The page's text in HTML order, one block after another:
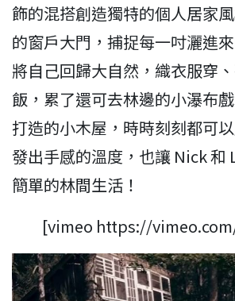
飾的混搭創造獨特的個人居家
的窗戶大門，捕捉每一吋灑進
將自己回歸大自然，織衣服穿
飯，累了還可去林邊的小瀑布
打造的小木屋，時時刻刻都可
發出手感的溫度，也讓 Nick 和
簡單的林間生活！
[vimeo https://